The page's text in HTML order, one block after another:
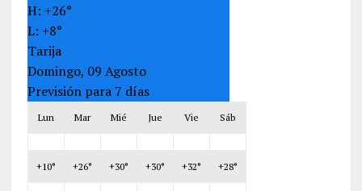
H: +26°
L: +8°
Tarija
Domingo, 09 Agosto
Previsión para 7 días
Lun Mar Mié Jue Vie Sáb
+10° +26° +30° +30° +32° +28°